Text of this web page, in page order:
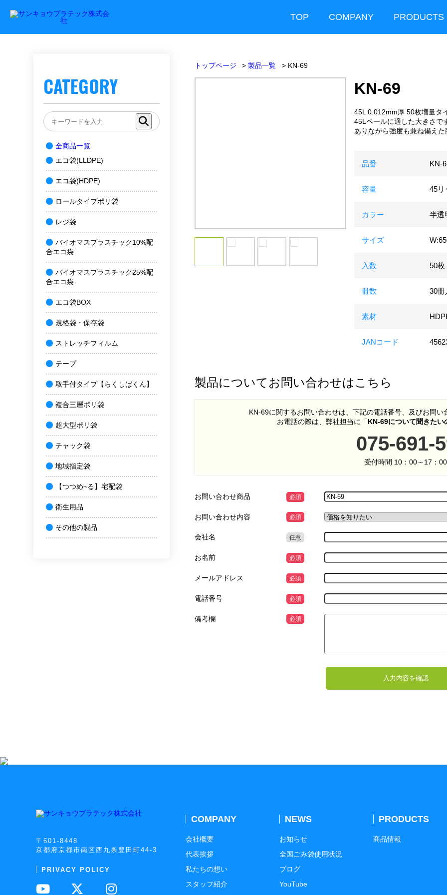
TOP COMPANY PRODUCTS
トップページ 製品一覧 KN-69
KN-69
45L 0.012mm厚 50枚増量タ
45Lペールに適した大きさで
ありながら強度も兼ね備え
品番 KN-
容量 45リ
カラー 半透
サイズ
入数 50枚
冊数 30冊
素材
JANコード
製品についてお問い合わせはこちら
KN-69に関するお問い合わせは、下記の電話番号、及びお問
お電話の際は、弊社担当に「KN-69について聞きたい
075-691-
受付時間 10：00～17：00
お問い合わせ商品 必須
お問い合わせ内容 必須
会社名 任意
お名前 必須
メールアドレス 必須
電話番号 必須
備考欄 必須
CATEGORY
全商品一覧
エコ袋(LLDPE)
エコ袋(HDPE)
ロールタイプポリ袋
レジ袋
バイオマスプラスチック10%配
合エコ袋
バイオマスプラスチック25%配
合エコ袋
エコ袋BOX
規格袋・保存袋
ストレッチフィルム
テープ
取手付タイプ【らくしばくん】
複合三層ポリ袋
超大型ポリ袋
チャック袋
地域指定袋
【つつめ~る】宅配袋
衛生用品
その他の製品
〒601-8448
京都府京都市南区西九条豊田町44-3
PRIVACY POLICY
COMPANY
会社概要
代表挨拶
私たちの想い
スタッフ紹介
NEWS
お知らせ
全国ごみ袋使用状況
ブログ
YouTube
PRODUCTS
商品情報